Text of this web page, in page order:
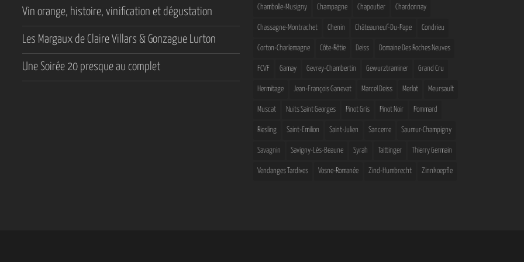
Vin orange, histoire, vinification et dégustation
Les Margaux de Claire Villars & Gonzague Lurton
Une Soirée 20 presque au complet
Chambolle-Musigny Champagne Chapoutier Chardonnay
Chassagne-Montrachet Chenin Châteauneuf-Du-Pape Condrieu
Corton-Charlemagne Côte-Rôtie Deiss Domaine Des Roches Neuves
FCVF Gamay Gevrey-Chambertin Gewurztraminer Grand Cru
Hermitage Jean-François Ganevat Marcel Deiss Merlot Meursault
Muscat Nuits Saint Georges Pinot Gris Pinot Noir Pommard
Riesling Saint-Emilion Saint-Julien Sancerre Saumur-Champigny
Savagnin Savigny-Lès-Beaune Syrah Taittinger Thierry Germain
Vendanges Tardives Vosne-Romanée Zind-Humbrecht Zinnkoepfle